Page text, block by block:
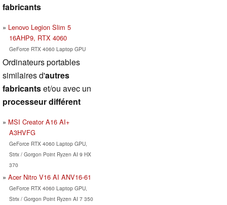
fabricants
Lenovo Legion Slim 5
16AHP9, RTX 4060
GeForce RTX 4060 Laptop GPU
Ordinateurs portables
similaires d'autres
fabricantset/ou avec un
processeur différent
MSI Creator A16 AI+
A3HVFG
GeForce RTX 4060 Laptop GPU,
Strix / Gorgon Point Ryzen AI 9 HX
370
Acer Nitro V16 AI ANV16-61
GeForce RTX 4060 Laptop GPU,
Strix / Gorgon Point Ryzen AI 7 350